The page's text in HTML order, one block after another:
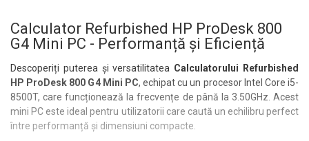
Calculator Refurbished HP ProDesk 800
G4 Mini PC - Performanță și Eficiență
Descoperiți puterea și versatilitatea Calculatorului Refurbished
HP ProDesk 800 G4 Mini PC, echipat cu un procesor Intel Core i5-
8500T, care funcționează la frecvențe de până la 3.50GHz. Acest
mini PC este ideal pentru utilizatorii care caută un echilibru perfect
între performanță și dimensiuni compacte.